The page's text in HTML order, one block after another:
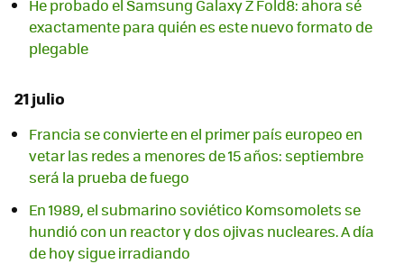
He probado el Samsung Galaxy Z Fold8: ahora sé
exactamente para quién es este nuevo formato de
plegable
21 julio
Francia se convierte en el primer país europeo en
vetar las redes a menores de 15 años: septiembre
será la prueba de fuego
En 1989, el submarino soviético Komsomolets se
hundió con un reactor y dos ojivas nucleares. A día
de hoy sigue irradiando